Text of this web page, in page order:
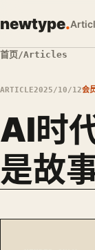
newtype.
首页/Articles
ARTICLE2025/10/12会
AI时
是故